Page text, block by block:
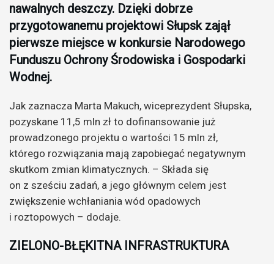
nawalnych deszczy. Dzięki dobrze
przygotowanemu projektowi Słupsk zajął
pierwsze miejsce w konkursie Narodowego
Funduszu Ochrony Środowiska i Gospodarki
Wodnej.
Jak zaznacza Marta Makuch, wiceprezydent Słupska,
pozyskane 11,5 mln zł to dofinansowanie już
prowadzonego projektu o wartości 15 mln zł,
którego rozwiązania mają zapobiegać negatywnym
skutkom zmian klimatycznych. – Składa się
on z sześciu zadań, a jego głównym celem jest
zwiększenie wchłaniania wód opadowych
i roztopowych – dodaje.
ZIELONO-BŁĘKITNA INFRASTRUKTURA